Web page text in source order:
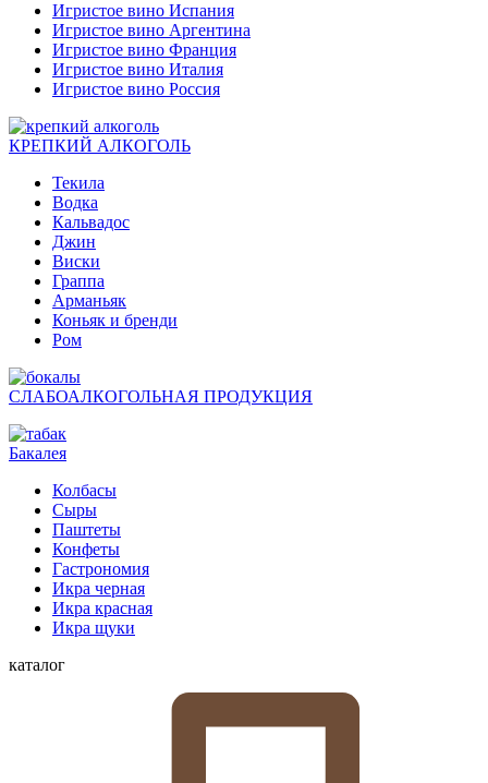
Игристое вино Испания
Игристое вино Аргентина
Игристое вино Франция
Игристое вино Италия
Игристое вино Россия
КРЕПКИЙ АЛКОГОЛЬ
Текила
Водка
Кальвадос
Джин
Виски
Граппа
Арманьяк
Коньяк и бренди
Ром
СЛАБОАЛКОГОЛЬНАЯ ПРОДУКЦИЯ
Бакалея
Колбасы
Сыры
Паштеты
Конфеты
Гастрономия
Икра черная
Икра красная
Икра щуки
каталог